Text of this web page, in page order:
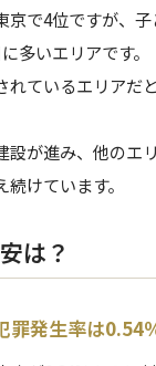
京で4位ですが、
多いエリアです。
れているエリアだ
設が進み、他のエ
けています。
は？
罪発生率は0.54